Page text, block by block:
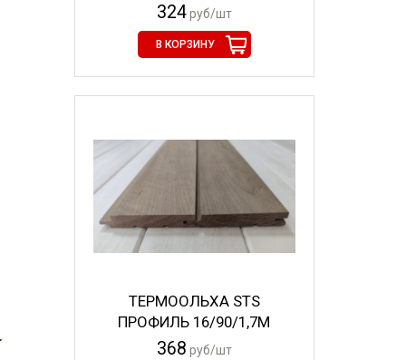
324руб/шт
В КОРЗИНУ
ТЕРМООЛЬХА STS
ПРОФИЛЬ 16/90/1,7М
368 руб/шт